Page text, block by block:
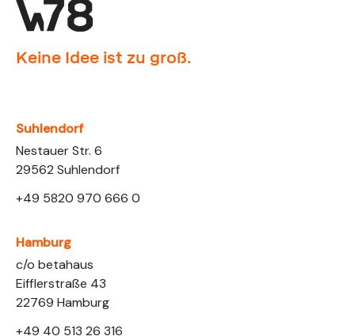
Keine Idee ist zu groß.
Suhlendorf
Nestauer Str. 6
29562 Suhlendorf
+49 5820 970 666 0
Hamburg
c/o betahausLink opens in a new tab
Eifflerstraße 43
22769 Hamburg
+49 40 513 26 316